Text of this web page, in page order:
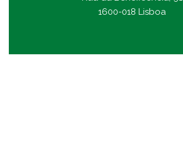
1600-018 Lisboa